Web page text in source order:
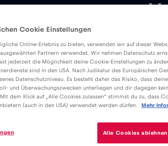
Bull
Cookie Einstellungen
Online-Erlebnis zu bieten, verwenden wir auf dieser
Partnern verwendet. Wir nehmen Datenschutz
jederzeit die Möglichkeit deine Cookie-Einstellungen zu
sind in den USA. Nach Judikatur des Europäischen
Datenschutzniveau. Es besteht daher das Risiko, dass
und Überwachungszwecken unterliegen und dir dagegen
dem Klick auf „Alle Cookies zulassen“ stimmst du zu, dass
(auch in den USA) verwendet werden dürfen.
Mehr
Alle Cookies ablehnen